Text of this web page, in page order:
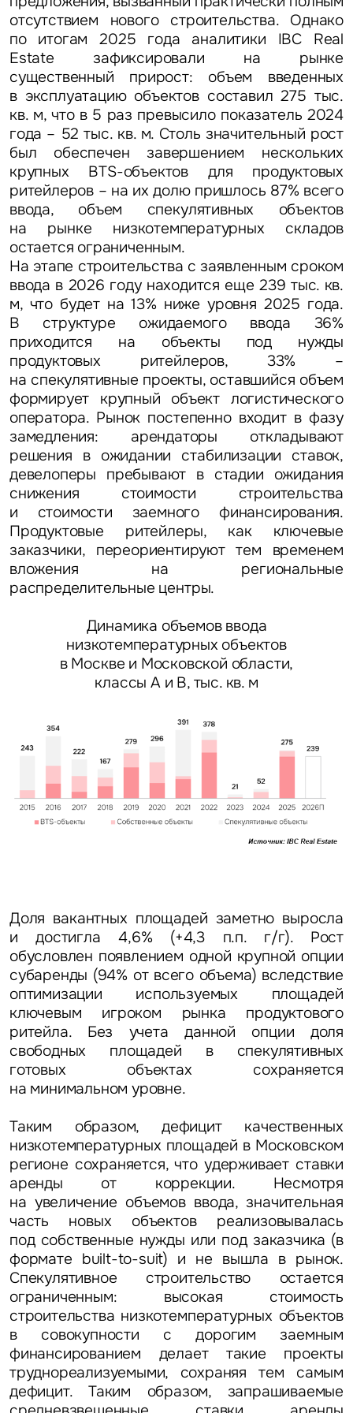
отсутствием нового строительства. Однако
по итогам 2025 года аналитики IBC Real
Estate зафиксировали на рынке
существенный прирост: объем введенных
в эксплуатацию объектов составил 275 тыс.
кв. м, что в 5 раз превысило показатель 2024
года – 52 тыс. кв. м. Столь значительный рост
был обеспечен завершением нескольких
крупных BTS-объектов для продуктовых
ритейлеров – на их долю пришлось 87% всего
ввода, объем спекулятивных объектов
на рынке низкотемпературных складов
остается ограниченным.
На этапе строительства с заявленным сроком
ввода в 2026 году находится еще 239 тыс. кв.
м, что будет на 13% ниже уровня 2025 года.
В структуре ожидаемого ввода 36%
приходится на объекты под нужды
продуктовых ритейлеров, 33% –
на спекулятивные проекты, оставшийся объем
формирует крупный объект логистического
оператора. Рынок постепенно входит в фазу
замедления: арендаторы откладывают
решения в ожидании стабилизации ставок,
девелоперы пребывают в стадии ожидания
снижения стоимости строительства
и стоимости заемного финансирования.
Продуктовые ритейлеры, как ключевые
заказчики, переориентируют тем временем
вложения на региональные
распределительные центры.
Динамика объемов ввода
низкотемпературных объектов
в Москве и Московской области,
классы А и В, тыс. кв. м
Доля вакантных площадей заметно выросла
и достигла 4,6% (+4,3 п.п. г/г). Рост
обусловлен появлением одной крупной опции
субаренды (94% от всего объема) вследствие
оптимизации используемых площадей
ключевым игроком рынка продуктового
ритейла. Без учета данной опции доля
свободных площадей в спекулятивных
готовых объектах сохраняется
на минимальном уровне.
Таким образом, дефицит качественных
низкотемпературных площадей в Московском
регионе сохраняется, что удерживает ставки
аренды от коррекции. Несмотря
на увеличение объемов ввода, значительная
часть новых объектов реализовывалась
под собственные нужды или под заказчика (в
формате built-to-suit) и не вышла в рынок.
Спекулятивное строительство остается
ограниченным: высокая стоимость
строительства низкотемпературных объектов
в совокупности с дорогим заемным
финансированием делает такие проекты
труднореализуемыми, сохраняя тем самым
дефицит. Таким образом, запрашиваемые